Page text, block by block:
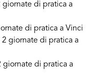
giornate di pratica a
di pratica a Vinci
2 giornate di pratica a
giornate di pratica a